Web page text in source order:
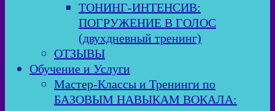
ТОНИНГ-ИНТЕНСИВ:
ПОГРУЖЕНИЕ В ГОЛОС
(двухдневный тренинг)
ОТЗЫВЫ
Обучение и Услуги
Мастер-Классы и Тренинги по
БАЗОВЫМ НАВЫКАМ ВОКАЛА: